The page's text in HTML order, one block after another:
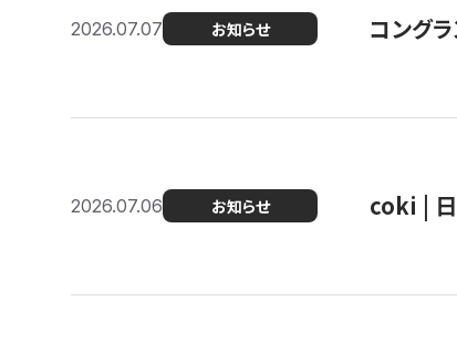
2026.07.07 お知らせ コング
2026.07.06 お知らせ coki | 日